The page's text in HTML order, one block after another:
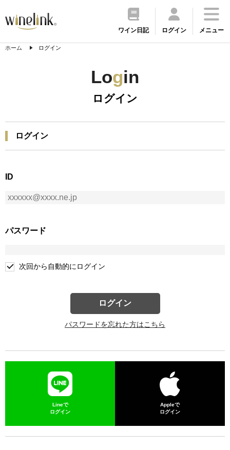
ワイン日記 ログイン メニュー
ホーム ログイン
Login
ログイン
ログイン
ID
パスワード
次回から自動的にログイン
ログイン
パスワードを忘れた方はこちら
Lineで
ログイン
Appleで
ログイン